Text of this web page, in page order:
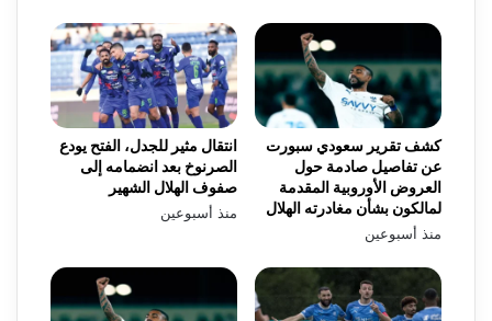
انتقال مثير للجدل، الفتح يودع
الصرنوخ بعد انضمامه إلى
صفوف الهلال الشهير
منذ أسبوعين
كشف تقرير سعودي سبورت
عن تفاصيل صادمة حول
العروض الأوروبية المقدمة
لمالكون بشأن مغادرته الهلال
منذ أسبوعين